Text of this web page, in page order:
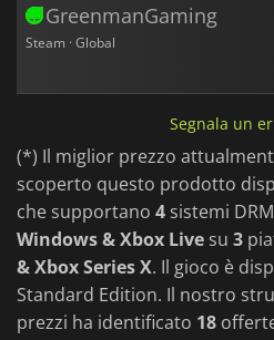
GreenmanGaming
Steam · Global
Segnala un
(*) Il miglior prezzo
scoperto questo prodotto
che supportano 4 sistemi
Windows & Xbox Live su 3
& Xbox Series X. Il gioco è
Standard Edition. Il nostro
prezzi ha identificato 18